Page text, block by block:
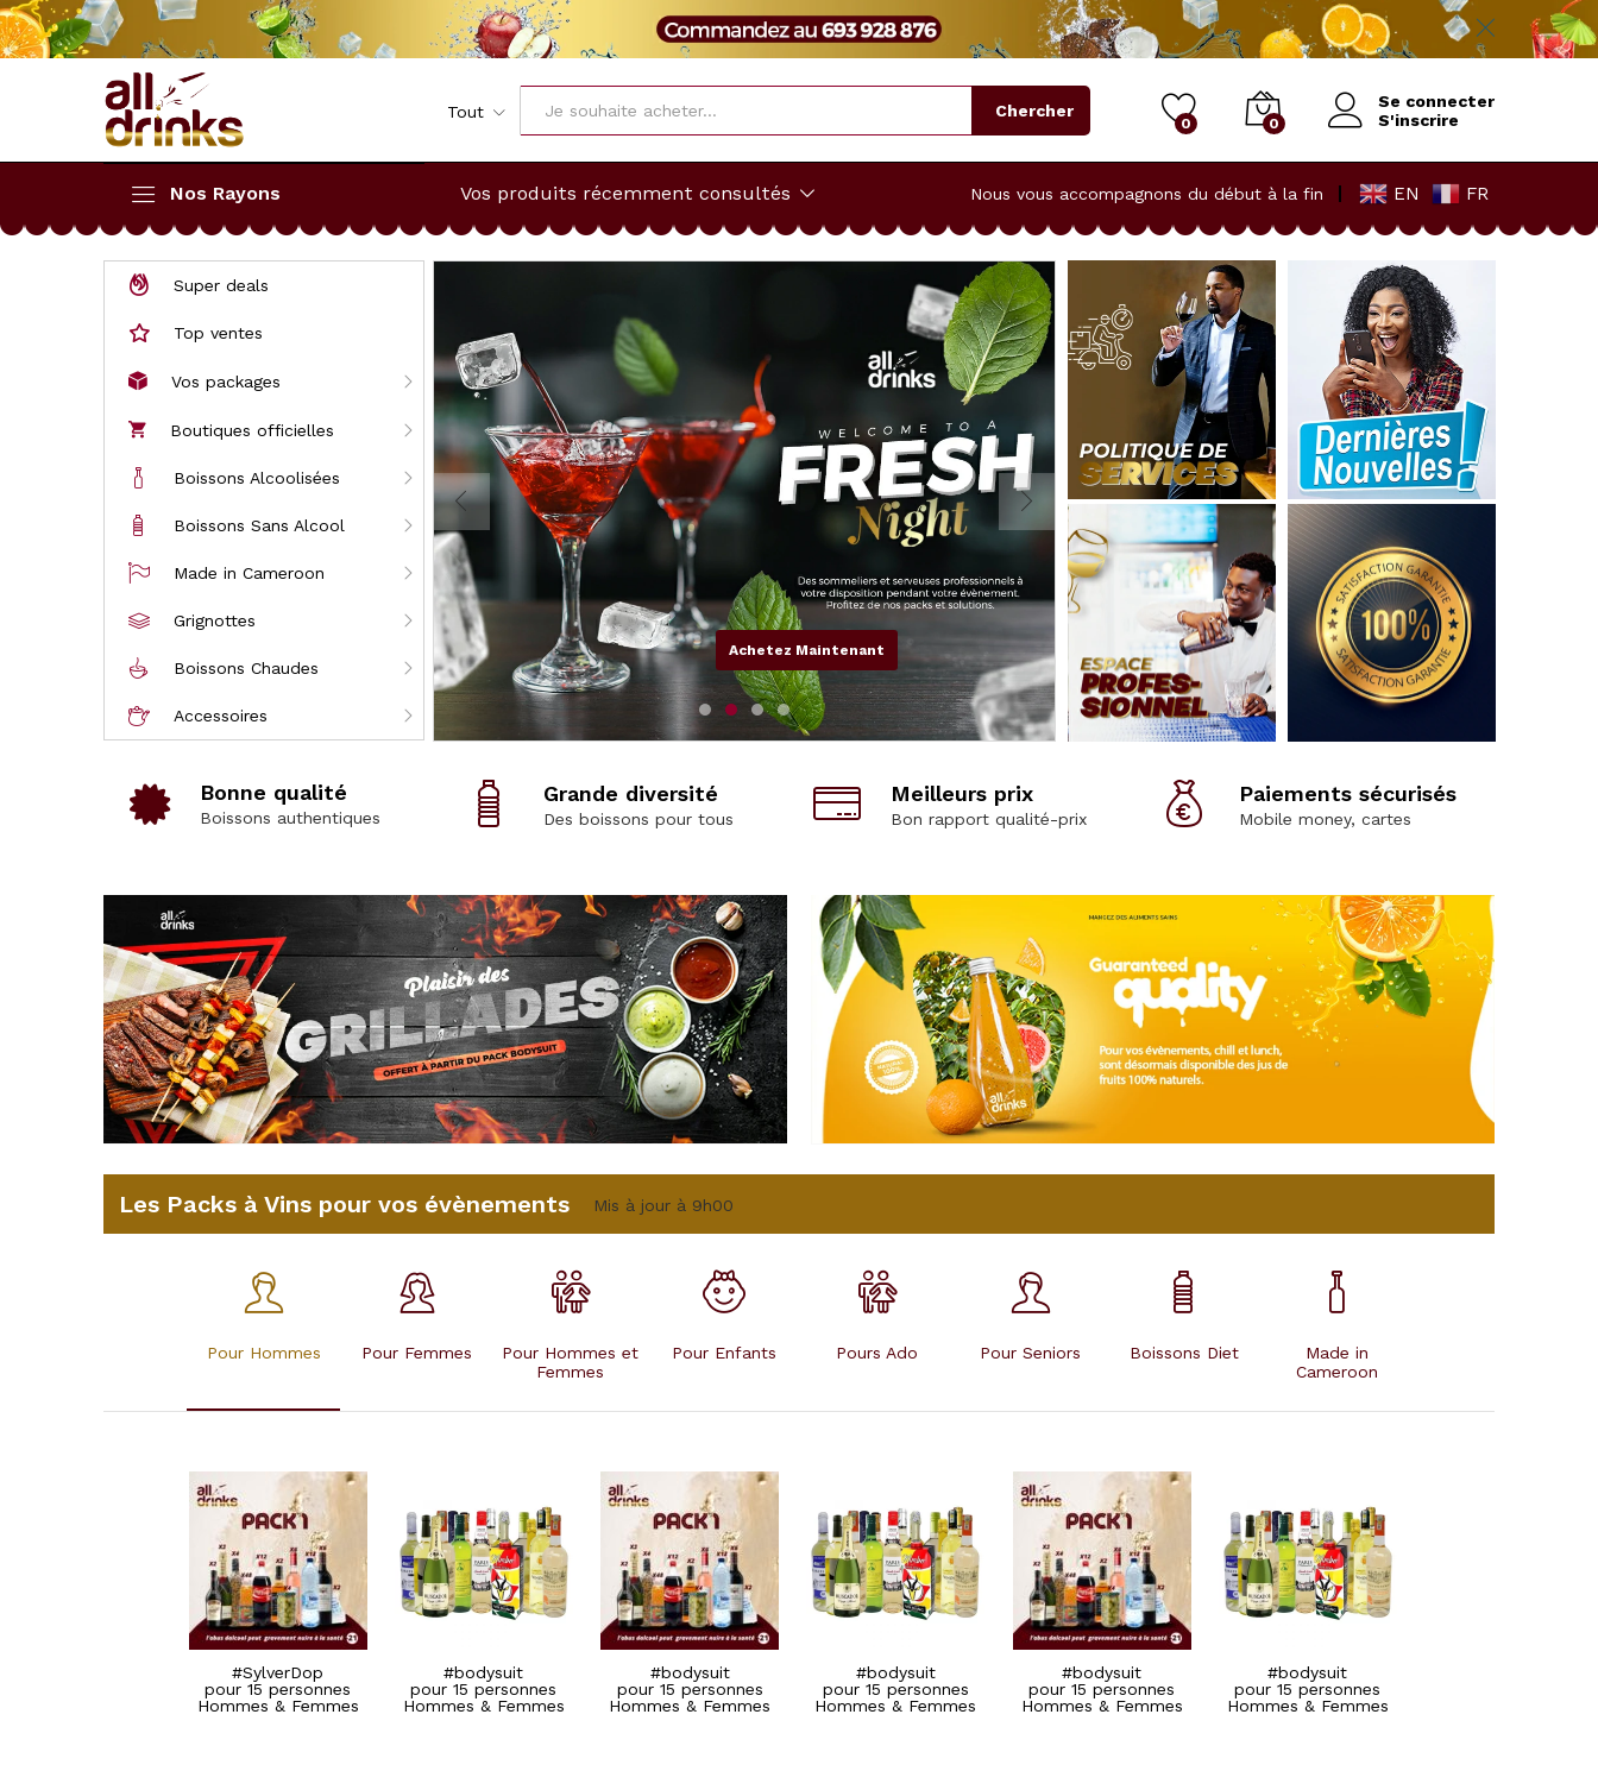
Tout Chercher
0 0
Se connecter
S'inscrire
Nos Rayons
Super deals
Top ventes
Vos packages
Boutiques officielles
Boissons Alcoolisées
Boissons Sans Alcool
Made in Cameroon
Grignottes
Boissons Chaudes
Accessoires
Vos produits récemment consultés Nous vous accompagnons du début à la fin EN FR
Achetez Maintenant
Bonne qualité
Boissons authentiques
Grande diversité
Des boissons pour tous
Meilleurs prix
Bon rapport qualité-prix
Paiements sécurisés
Mobile money, cartes
Les Packs à Vins pour vos évènements Mis à jour à 9h00
Pour Hommes Pour Femmes
Pour Hommes et
Femmes
Pour Enfants Pours Ado Pour Seniors Boissons Diet
Made in
Cameroon
#SylverDop
pour 15 personnes
Hommes & Femmes
#bodysuit
pour 15 personnes
Hommes & Femmes
#bodysuit
pour 15 personnes
Hommes & Femmes
#bodysuit
pour 15 personnes
Hommes & Femmes
#bodysuit
pour 15 personnes
Hommes & Femmes
#bodysuit
pour 15 personnes
Hommes & Femmes
#SylverDop
pour 15 personnes
#SylverDop
pour 15 personnes
#SylverDop
#SylverDop
pour 15 personnes
#SylverDop